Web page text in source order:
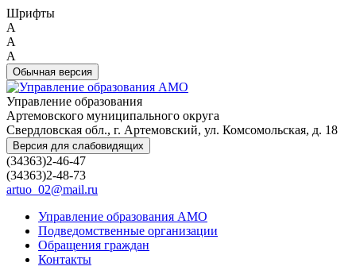
Шрифты
A
A
A
Обычная версия
Управление образования
Артемовского муниципального округа
Свердловская обл., г. Артемовский, ул. Комсомольская, д. 18
Версия для слабовидящих
(34363)2-46-47
(34363)2-48-73
artuo_02@mail.ru
Управление образования АМО
Подведомственные организации
Обращения граждан
Контакты